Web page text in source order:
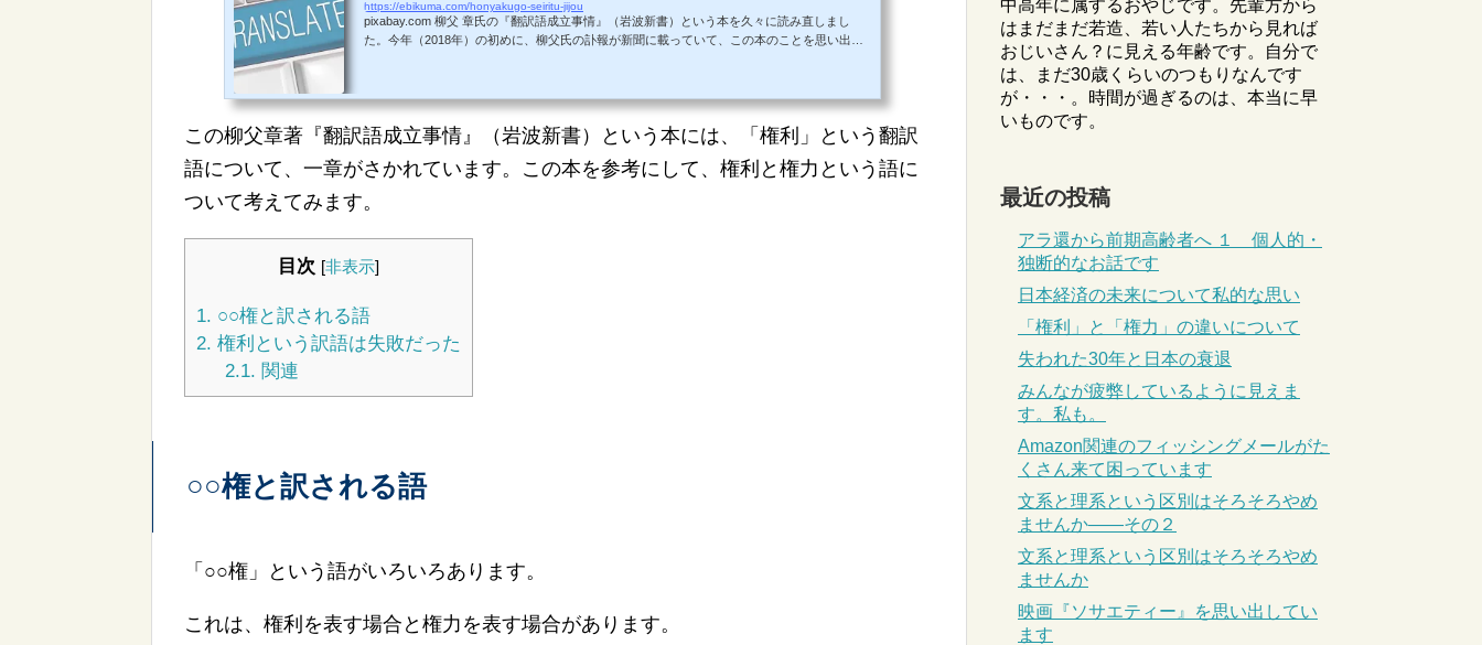
https://ebikuma.com/honyakugo-seiritu-jijou
pixabay.com 柳父 章氏の『翻訳語成立事情』（岩波新書）という本を久々に読み直しまし
た。今年（2018年）の初めに、柳父氏の訃報が新聞に載っていて、この本のことを思い出し
本が出版されたのが1982年でした。新刊書として書店に平積みされていたのを買い、それを
読んだときは、私はまだ若かったと思います。若いころに読んだこともあっ...
この柳父章著『翻訳語成立事情』（岩波新書）という本には、「権利」という翻訳
語について、一章がさかれています。この本を参考にして、権利と権力という語に
ついて考えてみます。
目次 [非表示]
1. ○○権と訳される語
2. 権利という訳語は失敗だった
2.1. 関連
○○権と訳される語
「○○権」という語がいろいろあります。
これは、権利を表す場合と権力を表す場合があります。
中高年に属するおやじです。先輩方から
はまだまだ若造、若い人たちから見れば
おじいさん？に見える年齢です。自分で
は、まだ30歳くらいのつもりなんです
が・・・。時間が過ぎるのは、本当に早
いものです。
最近の投稿
アラ還から前期高齢者へ １ 個人的・
独断的なお話です
日本経済の未来について私的な思い
「権利」と「権力」の違いについて
失われた30年と日本の衰退
みんなが疲弊しているように見えま
す。私も。
Amazon関連のフィッシングメールがた
くさん来て困っています
文系と理系という区別はそろそろやめ
ませんか――その２
文系と理系という区別はそろそろやめ
ませんか
映画『ソサエティー』を思い出してい
ます